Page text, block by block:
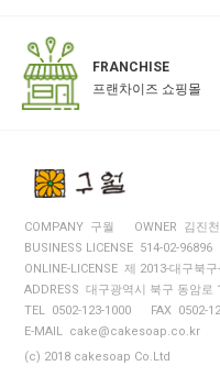
FRANCHISE
프랜차이즈 쇼핑몰
COMPANY 구월
OWNER 김진천
BUSINESS LICENSE 514-02-96896
ONLINE-LICENSE 제 2013-대구북구
ADDRESS 대구광역시 북구 동암로
TEL 0502-123-1000
FAX 0502-
E-MAIL cake@cakesoap.co.kr
(c) 2018 cakesoap Co.Ltd